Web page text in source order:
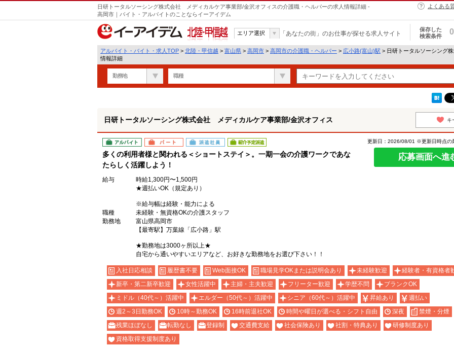
日研トータルソーシング株式会社 メディカルケア事業部/金沢オフィスの介護職・ヘルパーの求人情報詳細 -
高岡市｜バイト・アルバイトのことならイーアイデム
よくある
北陸・甲信越
エリア選択 「あなたの街」のお仕事が探せる求人サイト
保存した
検索条件
0
アルバイト・バイト・求人TOP > 北陸・甲信越 > 富山県 > 高岡市 > 高岡市の介護職・ヘルパー > 広小路(富山)駅 > 日研トータルソーシング
情報詳細
勤務地 職種
遣
日研トータルソーシング株式会社 メディカルケア事業部/金沢オフィス キ
アルバイト パート 派遣社員 紹介予定派遣
多くの利用者様と関われる＜ショートステイ＞。一期一会の介護ワークであな
たらしく活躍しよう！
更新日：2026/08/01 ※更新日時点の
応募画面へ進
給与
時給1,300円〜1,500円
★週払いOK（規定あり）
※給与幅は経験・能力による
職種
未経験・無資格OKの介護スタッフ
勤務地
富山県高岡市
【最寄駅】万葉線「広小路」駅
★勤務地は3000ヶ所以上★
自宅から通いやすいエリアなど、お好きな勤務地をお選び下さい！！
入社日応相談 履歴書不要 Web面接OK 職場見学OKまたは説明会あり 未経験歓迎
経験者・有資格者
新卒・第二新卒歓迎
女性活躍中 主婦・主夫歓迎 フリーター歓迎 学歴不問
ブランクOK
ミドル（40代～）活躍中
エルダー（50代～）活躍中 シニア（60代～）活躍中 昇給あり
週払い
週2～3日勤務OK
10時～勤務OK 16時前退社OK 時間や曜日が選べる・シフト自由 深夜
禁煙・分煙
残業ほぼなし
転勤なし 登録制 交通費支給 社会保険あり 社割・特典あり
研修制度あり
資格取得支援制度あり